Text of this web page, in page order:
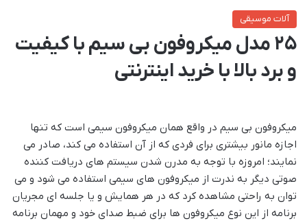
آلات موسیقی
25 مدل میکروفون بی سیم با کیفیت
و برد بالا با خرید اینترنتی
میکروفون بی سیم در واقع همان میکروفون سیمی است که تنها
اجازه مانور بیشتری برای فردی که از آن استفاده می کند، صادر می
نمایند؛ امروزه با توجه به مدرن شدن سیستم های دریافت کننده
صوتی دیگر به ندرت از میکروفون های سیمی استفاده می شود و می
توان به راحتی مشاهده کرد که در هر همایش و یا جلسه ای مجریان
برنامه از این نوع میکروفون ها برای ضبط صدای خود و مهمان برنامه